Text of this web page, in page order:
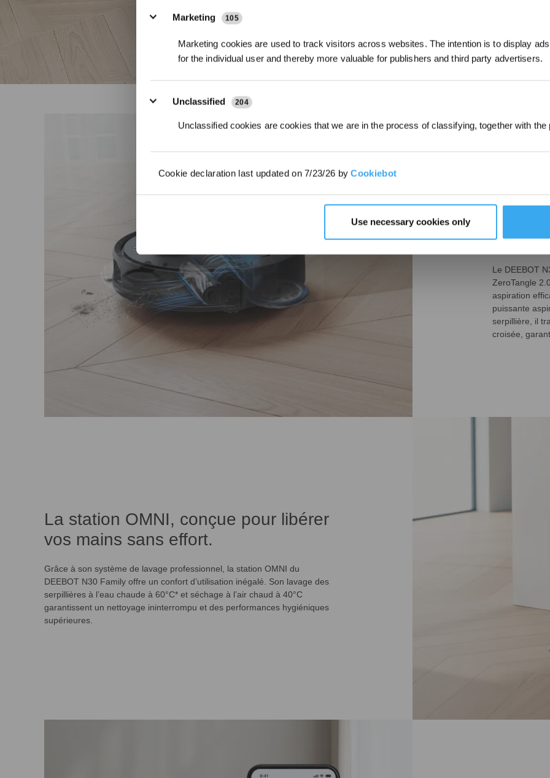
Marketing 105
Marketing cookies are used to track visitors across websites. The intention is to display
for the individual user and thereby more valuable for publishers and third party advertisers.
Unclassified 204
Unclassified cookies are cookies that we are in the process of classifying, together with
Cookie declaration last updated on 7/23/26 byCookiebot
Use necessary cookies only
grâce
Le DEEBOT
ZeroTangle
aspiration
puissante
serpillière, il
croisée,
La station OMNI, conçue pour libérer
vos mains sans effort.
Grâce à son système de lavage professionnel, la station OMNI du
DEEBOT N30 Family offre un confort d’utilisation inégalé. Son lavage des
serpillières à l’eau chaude à 60°C* et séchage à l’air chaud à 40°C
garantissent un nettoyage ininterrompu et des performances hygiéniques
supérieures.
obtenir une réduction de 30 € sur leur
commande lorsque le paiement dépasse